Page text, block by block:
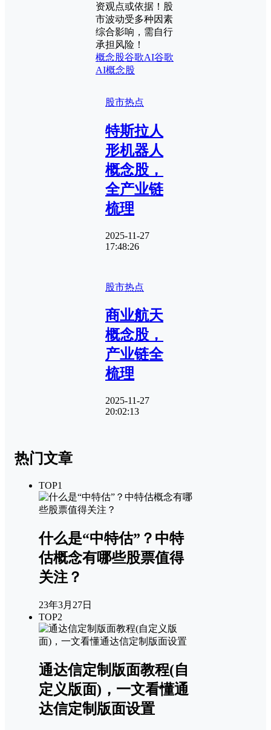
资观点或依据！股
市波动受多种因素
综合影响，需自行
承担风险！
概念股谷歌AI谷歌
AI概念股
股市热点
特斯拉人
形机器人
概念股，
全产业链
梳理
2025-11-27
17:48:26
股市热点
商业航天
概念股，
产业链全
梳理
2025-11-27
20:02:13
热门文章
TOP1
什么是“中特估”？中特
估概念有哪些股票值得
关注？
23年3月27日
TOP2
通达信定制版面教程(自
定义版面)，一文看懂通
达信定制版面设置